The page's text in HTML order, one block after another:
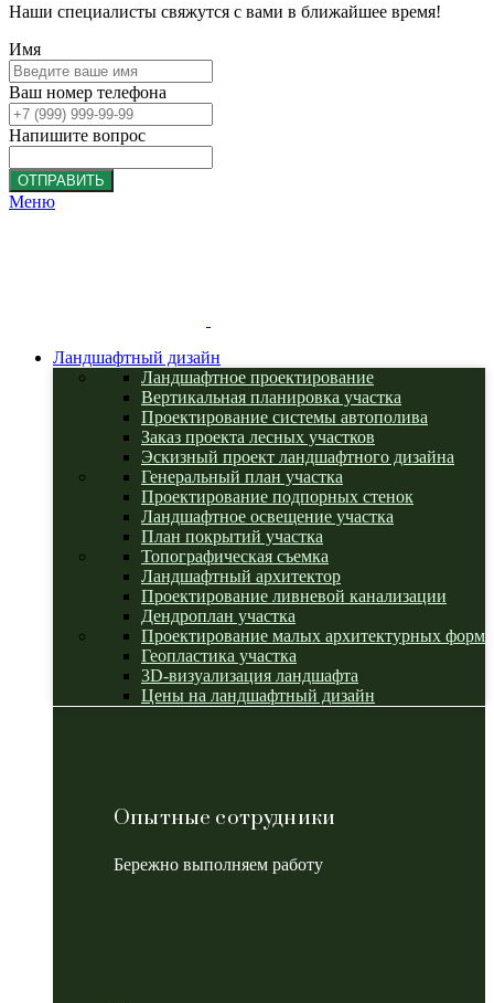
Наши специалисты свяжутся с вами в ближайшее время!
Имя
Ваш номер телефона
Напишите вопрос
ОТПРАВИТЬ
Меню
Ландшафтный дизайн
Ландшафтное проектирование
Вертикальная планировка участка
Проектирование системы автополива
Заказ проекта лесных участков
Эскизный проект ландшафтного дизайна
Генеральный план участка
Проектирование подпорных стенок
Ландшафтное освещение участка
План покрытий участка
Топографическая съемка
Ландшафтный архитектор
Проектирование ливневой канализации
Дендроплан участка
Проектирование малых архитектурных форм
Геопластика участка
3D-визуализация ландшафта
Цены на ландшафтный дизайн
Опытные сотрудники
Бережно выполняем работу